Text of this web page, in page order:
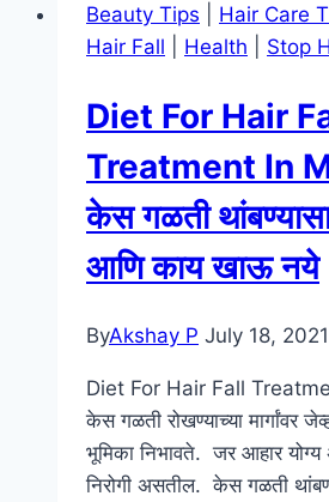
उपाय
–
गोरा
करण्यासाठी
उपाय
–
Made
Tips
In
Marathi
Beauty Tips Hair Care
Hair Fall
Health Stop
Diet For Hair
Treatment In
केस गळती
आणि काय खाऊ नये
ByAkshay P July 18, 2021
Diet For Hair Fall
केस गळती रोखण्याच्या मार्गांवर
भूमिका निभावते. जर आहार
निरोगी असतील. केस गळती